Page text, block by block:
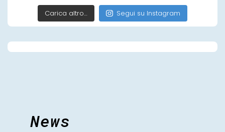
Carica altro… Segui su Instagram
News